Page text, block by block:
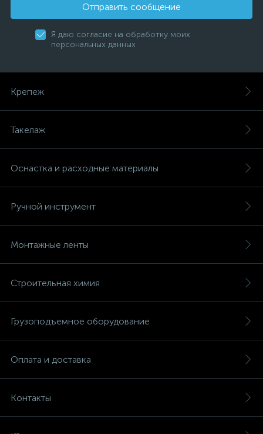
Отправить сообщение
Я даю согласие на обработку моих
персональных данных
Крепеж
Такелаж
Оснастка и расходные материалы
Ручной инструмент
Монтажные ленты
Строительная химия
Грузоподъемное оборудование
Оплата и доставка
Контакты